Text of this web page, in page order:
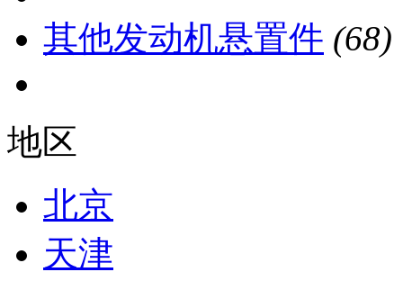
其他发动机悬置件 (68)
地区
北京
天津